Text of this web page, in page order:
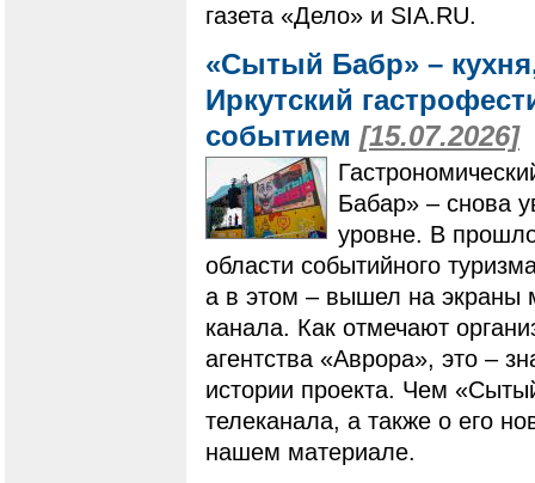
газета «Дело» и SIA.RU.
«Сытый Бабр» –
Иркутский
событием [15.07.2026]
Бабар» – снова
уровне. В
области событийного
а в этом – вышел на экраны
канала. Как отмечают
агентства «Аврора», это –
истории проекта. Чем
телеканала, а также о его
нашем материале.